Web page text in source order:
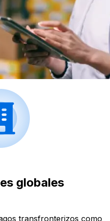
globales
transfronterizos como